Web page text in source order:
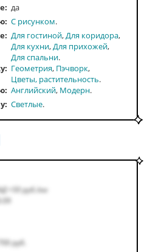
да
С рисунком
Для гостиной Для коридора
Для кухни Для прихожей
Для спальни
Геометрия Пэчворк
Цветы, растительность
Английский Модерн
Светлые
Бирюзовый Серый
+50руб. /км
руб.